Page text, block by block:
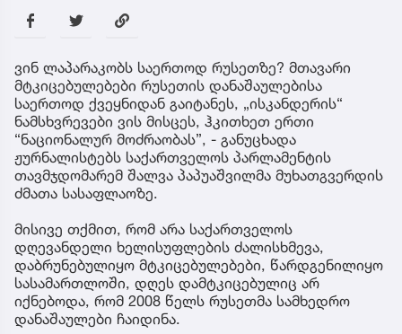
ვინ ლაპარაკობს საერთოდ რუსეთზე? მთავარი
მტკიცებულებები რუსეთის დანაშაულებისა
საერთოდ ქვეყნიდან გაიტანეს, „ისკანდერის“
ნამსხვრევები ვის მისცეს, ჰკითხეთ ერთი
“ნაციონალურ მოძრაობას”, - განუცხადა
ჟურნალისტებს საქართველოს პარლამენტის
თავმჯდომარემ შალვა პაპუაშვილმა მუხათგვერდის
ძმათა სასაფლაოზე.
მისივე თქმით, რომ არა საქართველოს
დღევანდელი ხელისუფლების ძალისხმევა,
დაბრუნებულიყო მტკიცებულებები, წარდგენილიყო
სასამართლოში, დღეს დამტკიცებულიც არ
იქნებოდა, რომ 2008 წელს რუსეთმა სამხედრო
დანაშაულები ჩაიდინა.